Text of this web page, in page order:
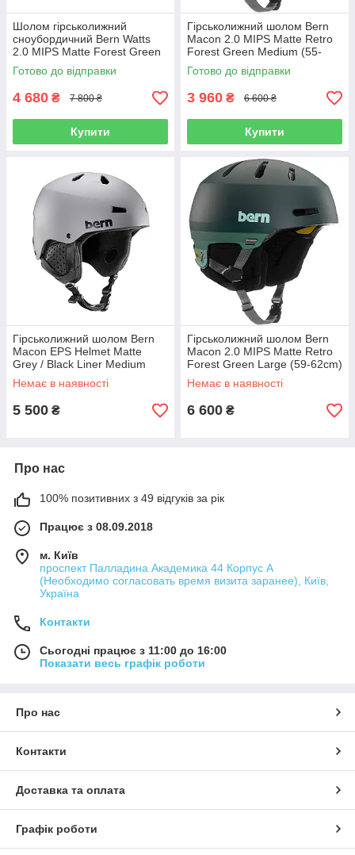
Шолом гірськолижний
сноубордичний Bern Watts
2.0 MIPS Matte Forest Green
Medium (55.5-59cm)
Готово до відправки
4 680 ₴ 7 800 ₴
Купити
Гірськолижний шолом Bern
Macon 2.0 MIPS Matte Retro
Forest Green Medium (55-
59cm)
Готово до відправки
3 960 ₴ 6 600 ₴
Купити
Гірськолижний шолом Bern
Macon EPS Helmet Matte
Grey / Black Liner Medium
(55-59cm)
Немає в наявності
5 500 ₴
Гірськолижний шолом Bern
Macon 2.0 MIPS Matte Retro
Forest Green Large (59-62cm)
Немає в наявності
6 600 ₴
Про нас
100% позитивних з 49 відгуків за рік
Працює з 08.09.2018
м. Київ
проспект Палладина Академика 44 Корпус А
(Необходимо согласовать время визита заранее), Київ,
Україна
Контакти
Сьогодні працює з 11:00 до 16:00
Показати весь графік роботи
Про нас
Контакти
Доставка та оплата
Графік роботи